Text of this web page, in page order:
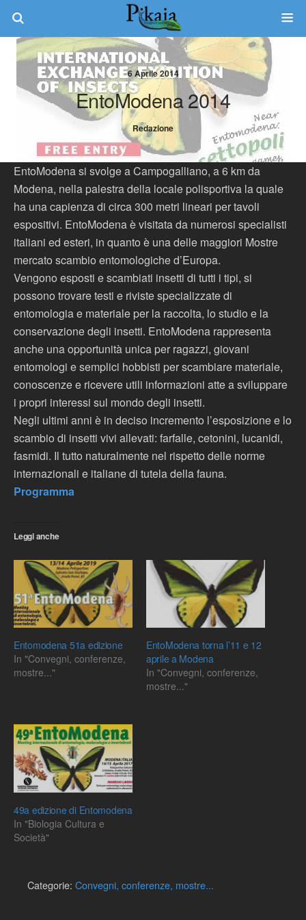
6 Aprile 2014
EntoModena 2014
Redazione
EntoModena si svolge a Campogalliano, a 6 km da
Modena, nella palestra della locale polisportiva la quale
ha una capienza di circa 300 metri lineari per tavoli
espositivi. EntoModena è visitata da numerosi specialisti
italiani ed esteri, in quanto è una delle maggiori Mostre
mercato scambio entomologiche d’Europa.
Vengono esposti e scambiati insetti di tutti i tipi, si
possono trovare testi e riviste specializzate di
entomologia e materiale per la raccolta, lo studio e la
conservazione degli insetti. EntoModena rappresenta
anche una opportunità unica per ragazzi, giovani
entomologi e semplici hobbisti per scambiare materiale,
conoscenze e ricevere utili informazioni atte a sviluppare
i propri interessi sul mondo degli insetti.
Negli ultimi anni è in deciso incremento l’esposizione e lo
scambio di insetti vivi allevati: farfalle, cetonini, lucanidi,
fasmidi. Il tutto naturalmente nel rispetto delle norme
internazionali e italiane di tutela della fauna.
Programma
Leggi anche
Entomodena 51a edizione
In "Convegni, conferenze,
mostre..."
EntoModena torna l’11 e 12
aprile a Modena
In "Convegni, conferenze,
mostre..."
49a edizione di Entomodena
In "Biologia Cultura e
Società"
Categorie: Convegni, conferenze, mostre...